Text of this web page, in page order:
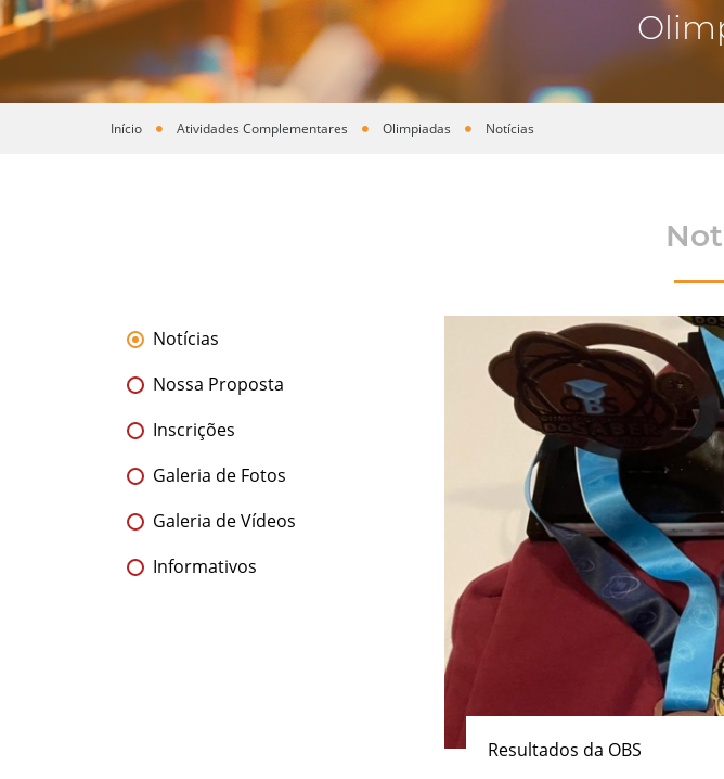
Você está aqui
Início Atividades Complementares Olimpiadas Notícias
Notícias
Nossa Proposta
Inscrições
Galeria de Fotos
Galeria de Vídeos
Informativos
Resultados da OBS